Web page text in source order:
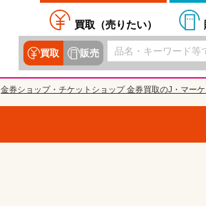
買取（売りたい）
買取 販売
金券ショップ・チケットショップ 金券買取のJ・マーケ